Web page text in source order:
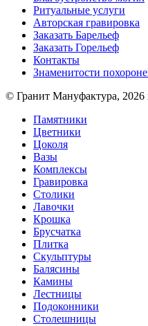
Ритуальные услуги
Авторская гравировка
Заказать Барельеф
Заказать Горельеф
Контакты
Знаменитости
© Гранит Мануфактура, 2026
Памятники
Цветники
Цоколя
Вазы
Комплексы
Гравировка
Столики
Лавочки
Крошка
Брусчатка
Плитка
Скульптуры
Балясины
Камины
Лестницы
Подоконники
Столешницы